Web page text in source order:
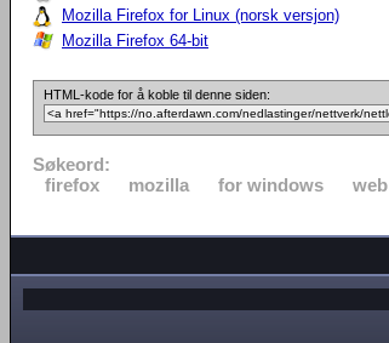
Mozilla Firefox for Linux (norsk versjon)
Mozilla Firefox 64-bit
HTML-kode for å koble til denne siden:
Søkeord:
firefox
mozilla for windows web